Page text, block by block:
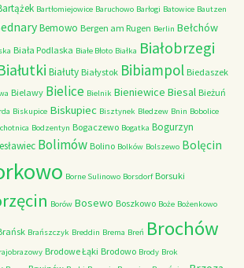
Bartłomiejowice Baruchowo Barłogi Batowice Bautzen
Bemowo Bergen am Rugen Berlin Bełchów
Biała Podlaska Białe Błoto Białka Białobrzegi
Białuty Białystok Bibiampol Biedaszek
Bielawy Bielice Bielnik Bieniewice Biesal Bieżuń
Biskupice Biskupiec Bisztynek Bledzew Bnin Bobolice
Bodzentyn Bogaczewo Bogatka Bogurzyn
Bolimów Bolino Bolków Bolszewo Bolęcin
Borne Sulinowo Borsdorf Borsuki
Borów Bosewo Boszkowo Boże Bożenkowo
Brańszczyk Breddin Brema Breń Brochów
Brodowe Łąki Brodowo Brody Brok